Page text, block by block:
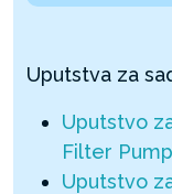
Uputstva za
Uputstvo
Filter
Uputstvo